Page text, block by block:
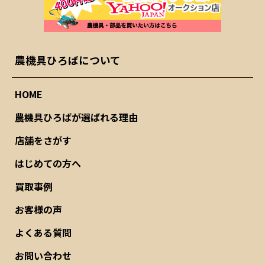
農機具ひろばについて
HOME
農機具ひろばが選ばれる理由
店舗をさがす
はじめての方へ
買取事例
お客様の声
よくある質問
お問い合わせ